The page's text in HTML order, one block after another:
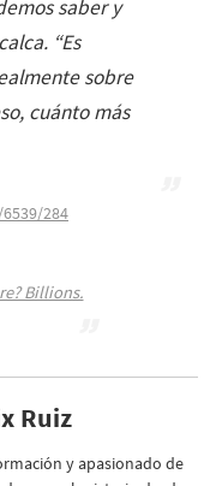
saber y
“Es
sobre
cuánto más
284
Billions.
Ruiz
y apasionado de